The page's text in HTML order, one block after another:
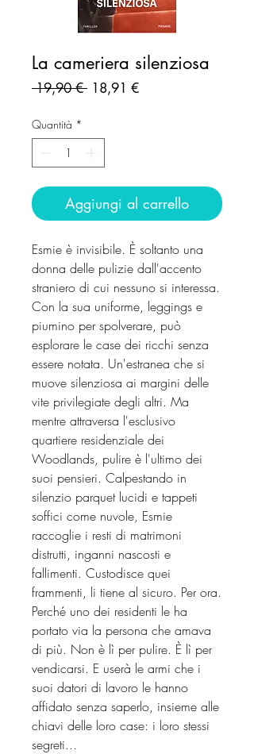
La cameriera silenziosa
19,90 € Prezzo
18,91 €Prezzo
Quantità *
Aggiungi al carrello
Esmie è invisibile. È soltanto una
donna delle pulizie dall'accento
straniero di cui nessuno si interessa.
Con la sua uniforme, leggings e
piumino per spolverare, può
esplorare le case dei ricchi senza
essere notata. Un'estranea che si
muove silenziosa ai margini delle
vite privilegiate degli altri. Ma
mentre attraversa l'esclusivo
quartiere residenziale dei
Woodlands, pulire è l'ultimo dei
suoi pensieri. Calpestando in
silenzio parquet lucidi e tappeti
soffici come nuvole, Esmie
raccoglie i resti di matrimoni
distrutti, inganni nascosti e
fallimenti. Custodisce quei
frammenti, li tiene al sicuro. Per ora.
Perché uno dei residenti le ha
portato via la persona che amava
di più. Non è lì per pulire. È lì per
vendicarsi. E userà le armi che i
suoi datori di lavoro le hanno
affidato senza saperlo, insieme alle
chiavi delle loro case: i loro stessi
segreti...